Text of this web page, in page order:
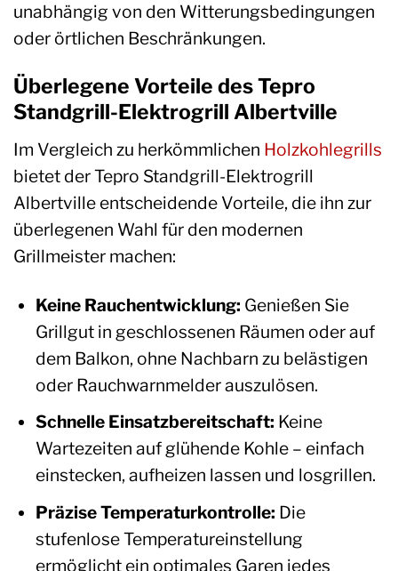
unabhängig von den Witterungsbedingungen
oder örtlichen Beschränkungen.
Überlegene Vorteile des Tepro
Standgrill-Elektrogrill Albertville
Im Vergleich zu herkömmlichen Holzkohlegrills
bietet der Tepro Standgrill-Elektrogrill
Albertville entscheidende Vorteile, die ihn zur
überlegenen Wahl für den modernen
Grillmeister machen:
Keine Rauchentwicklung: Genießen Sie
Grillgut in geschlossenen Räumen oder auf
dem Balkon, ohne Nachbarn zu belästigen
oder Rauchwarnmelder auszulösen.
Schnelle Einsatzbereitschaft: Keine
Wartezeiten auf glühende Kohle – einfach
einstecken, aufheizen lassen und losgrillen.
Präzise Temperaturkontrolle: Die
stufenlose Temperatureinstellung
ermöglicht ein optimales Garen jedes